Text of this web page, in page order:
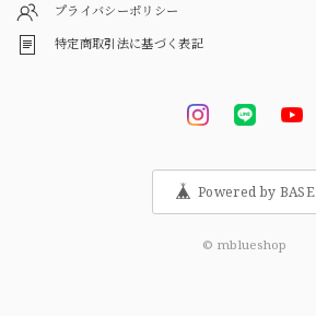
プライバシーポリシー
特定商取引法に基づく表記
Powered by BASE
© mblueshop